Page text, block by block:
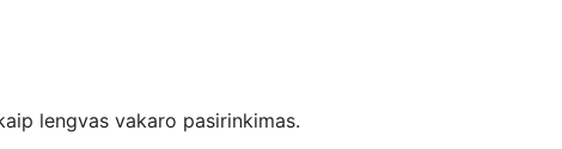
lengvas vakaro pasirinkimas.